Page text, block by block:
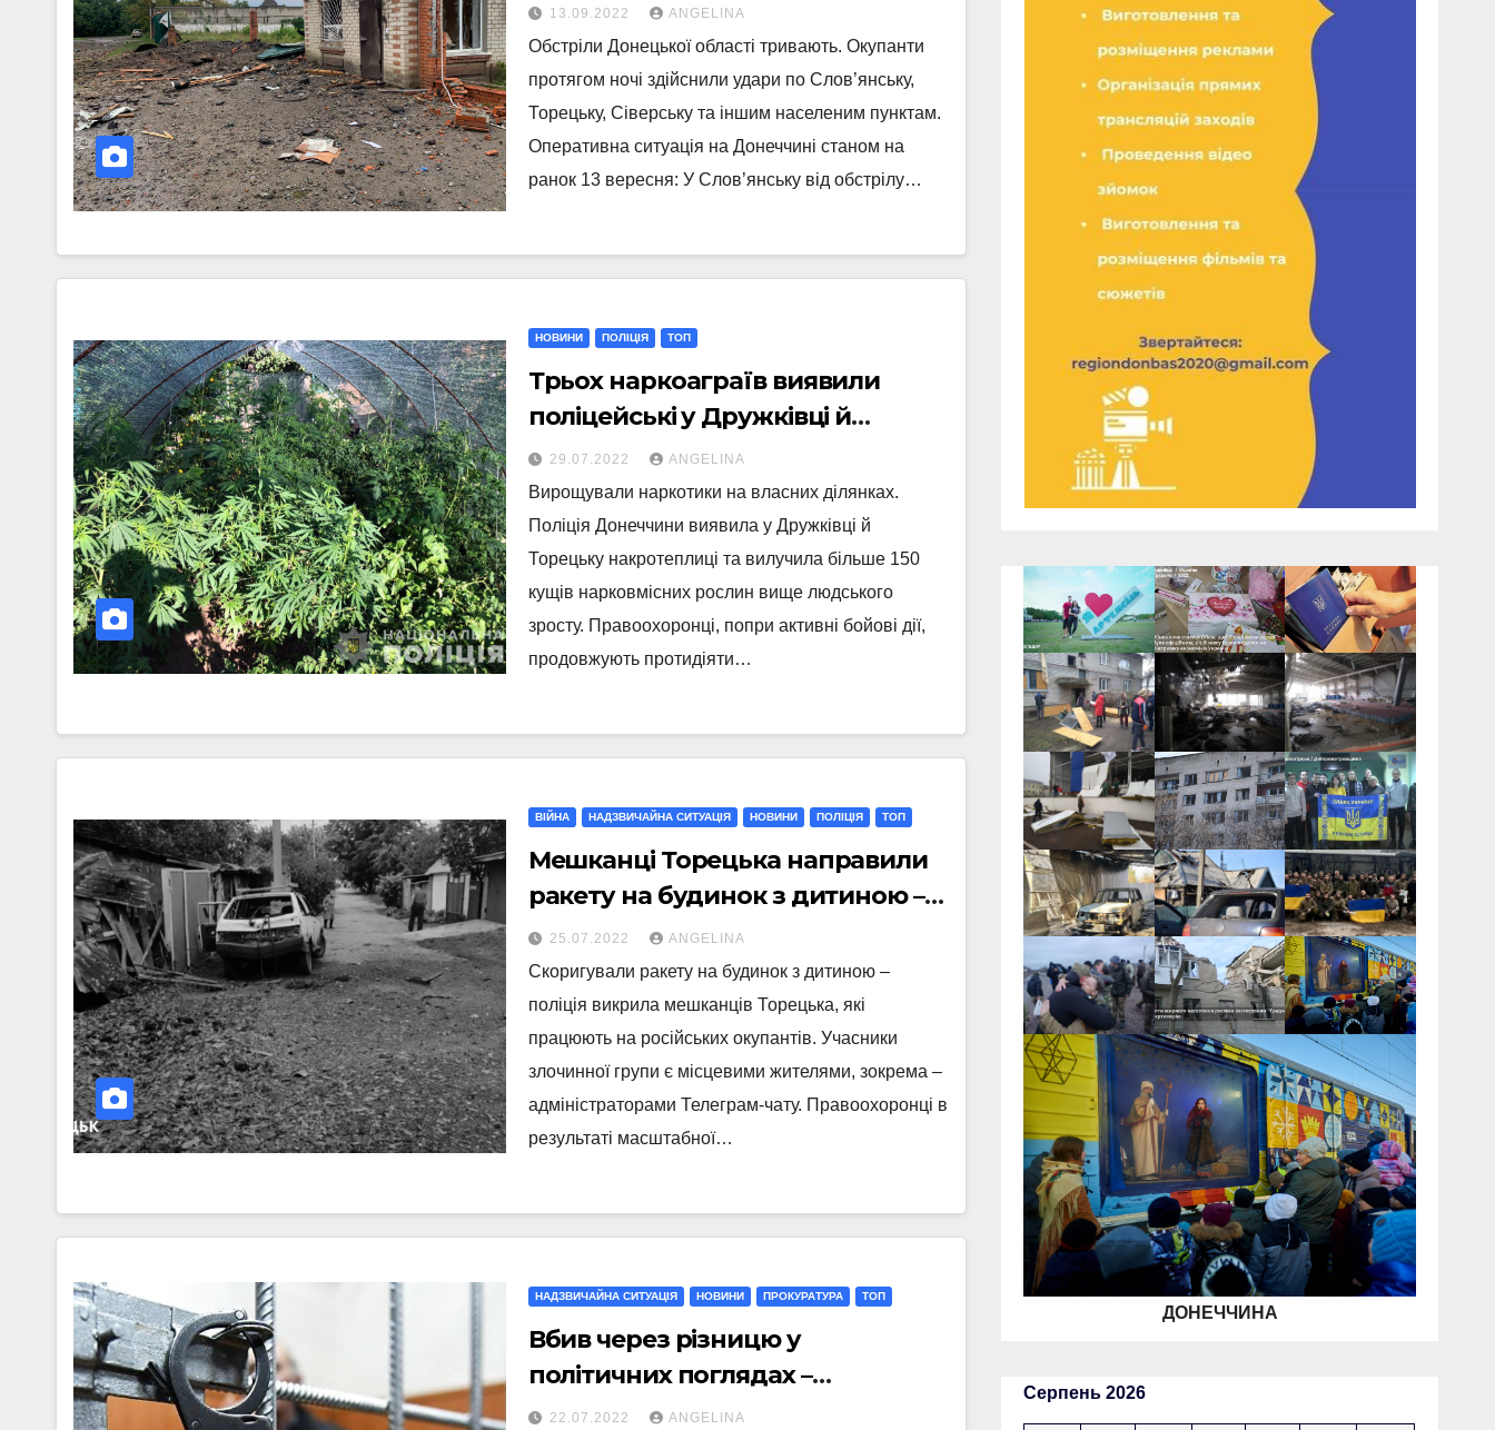
ситуація на Донеччині станом на
ранок 13 серпня
13.09.2022 ANGELINA
Обстріли Донецької області тривають. Окупанти
протягом ночі здійснили удари по Слов’янську,
Торецьку, Сіверську та іншим населеним пунктам.
Оперативна ситуація на Донеччині станом на
ранок 13 вересня: У Слов’янську від обстрілу…
НОВИНИ ПОЛІЦІЯ ТОП
Трьох наркоаграїв виявили
поліцейські у Дружківці й
Торецьку
29.07.2022 ANGELINA
Вирощували наркотики на власних ділянках.
Поліція Донеччини виявила у Дружківці й
Торецьку накротеплиці та вилучила більше 150
кущів нарковмісних рослин вище людського
зросту. Правоохоронці, попри активні бойові дії,
продовжують протидіяти…
ВІЙНА НАДЗВИЧАЙНА СИТУАЦІЯ НОВИНИ ПОЛІЦІЯ ТОП
Мешканці Торецька направили
ракету на будинок з дитиною –
поліція викрила посібників рф
25.07.2022 ANGELINA
Скоригували ракету на будинок з дитиною –
поліція викрила мешканців Торецька, які
працюють на російських окупантів. Учасники
злочинної групи є місцевими жителями, зокрема –
адміністраторами Телеграм-чату. Правоохоронці в
результаті масштабної…
НАДЗВИЧАЙНА СИТУАЦІЯ НОВИНИ ПРОКУРАТУРА ТОП
Вбив через різницю у
політичних поглядах –
мешканця Торецька взято під
22.07.2022 ANGELINA
ДОНЕЧЧИНА
Серпень 2026